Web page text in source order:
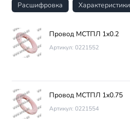
Расшифровка Характеристики
Провод МСТПЛ 1х0.2
Артикул: 0221552
Провод МСТПЛ 1х0.75
Артикул: 0221554